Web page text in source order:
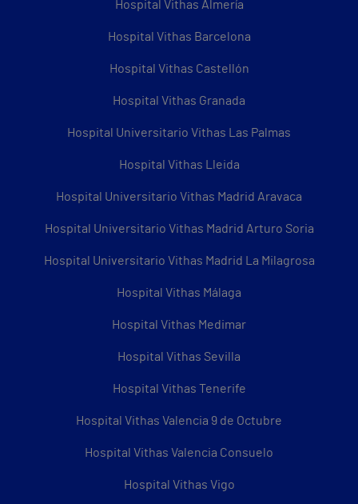
Hospital Vithas Almería
Hospital Vithas Barcelona
Hospital Vithas Castellón
Hospital Vithas Granada
Hospital Universitario Vithas Las Palmas
Hospital Vithas Lleida
Hospital Universitario Vithas Madrid Aravaca
Hospital Universitario Vithas Madrid Arturo Soria
Hospital Universitario Vithas Madrid La Milagrosa
Hospital Vithas Málaga
Hospital Vithas Medimar
Hospital Vithas Sevilla
Hospital Vithas Tenerife
Hospital Vithas Valencia 9 de Octubre
Hospital Vithas Valencia Consuelo
Hospital Vithas Vigo